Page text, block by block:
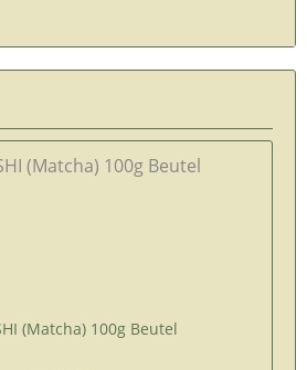
(Matcha) 100g Beutel